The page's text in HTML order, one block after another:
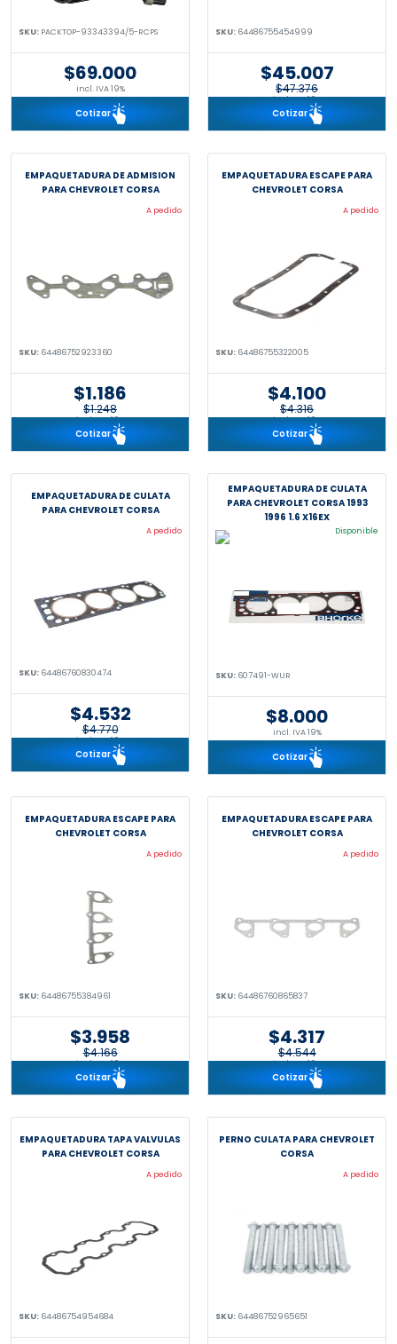
SKU: PACKTOP-93343394/5-RCPS
$69.000
incl. IVA 19%
Cotizar
SKU: 64486755454999
$45.007
$47.376
incl. IVA 19%
Cotizar
EMPAQUETADURA DE ADMISION
PARA CHEVROLET CORSA
A pedido
SKU: 64486752923360
$1.186
$1.248
incl. IVA 19%
Cotizar
EMPAQUETADURA ESCAPE PARA
CHEVROLET CORSA
A pedido
SKU: 64486755322005
$4.100
$4.316
incl. IVA 19%
Cotizar
EMPAQUETADURA DE CULATA
PARA CHEVROLET CORSA
A pedido
SKU: 64486760830474
$4.532
$4.770
incl. IVA 19%
Cotizar
EMPAQUETADURA DE CULATA
PARA CHEVROLET CORSA 1993
1996 1.6 X16EX
Disponible
SKU: 607491-WUR
$8.000
incl. IVA 19%
Cotizar
EMPAQUETADURA ESCAPE PARA
CHEVROLET CORSA
A pedido
SKU: 64486755384961
$3.958
$4.166
incl. IVA 19%
Cotizar
EMPAQUETADURA ESCAPE PARA
CHEVROLET CORSA
A pedido
SKU: 64486760865837
$4.317
$4.544
incl. IVA 19%
Cotizar
EMPAQUETADURA TAPA VALVULAS
PARA CHEVROLET CORSA
A pedido
SKU: 64486754954684
PERNO CULATA PARA CHEVROLET
CORSA
A pedido
SKU: 64486752965651